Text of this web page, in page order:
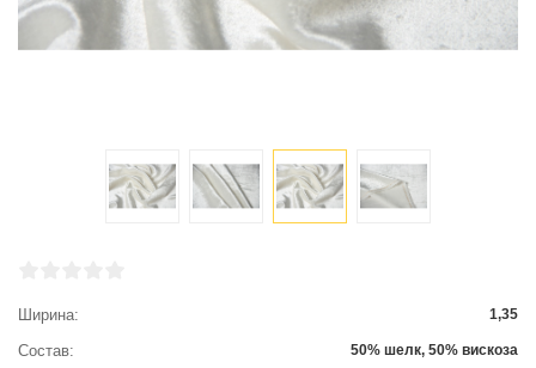
Ширина 1,35
Состав 50% шелк, 50% вискоза